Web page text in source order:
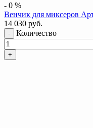
- 0 %
Венчик для миксеров
14 030 руб.
- Количество
+